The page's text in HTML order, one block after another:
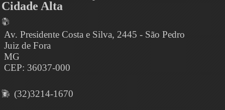
Cidade Alta
Av. Presidente Costa e Silva, 2445 - São Pedro
Juiz de Fora
MG
CEP: 36037-000
(32)3214-1670